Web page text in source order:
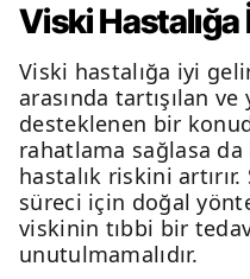
Viski Hastalığa
Viski hastalığa iyi
arasında tartışılan ve
desteklenen bir
rahatlama sağlasa da
hastalık riskini
süreci için doğal
viskinin tıbbi bir
unutulmamalıdır.